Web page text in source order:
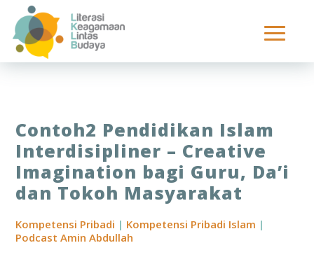
Contoh2 Pendidikan Islam
Interdisipliner – Creative
Imagination bagi Guru, Da’i
dan Tokoh Masyarakat
Kompetensi Pribadi | Kompetensi Pribadi Islam |
Podcast Amin Abdullah